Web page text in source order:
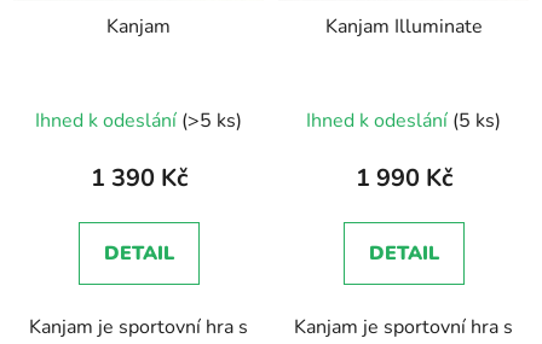
Kanjam
hodnocení
produktu
5,0
z
hvězdiček.
Ihned k odeslání (>5 ks)
1 390 Kč
DETAIL
Kanjam je sportovní hra s
Kanjam Illuminate
hodnocení
produktu
5,0
z
hvězdiček.
Ihned k odeslání (5 ks)
1 990 Kč
DETAIL
Kanjam je sportovní hra s